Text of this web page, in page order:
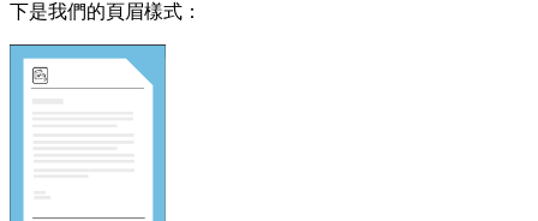
下是我們的頁眉樣式：